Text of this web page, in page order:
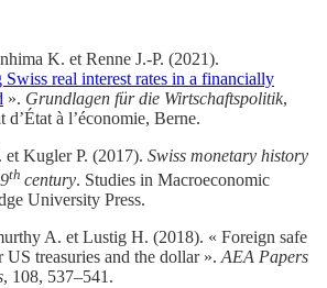
K. et Renne J.-P. (2021).
Swiss real interest rates in a financially
». Grundlagen für die Wirtschaftspolitik,
d’État à l’économie, Berne.
et Kugler P. (2017). Swiss monetary history
th century. Studies in Macroeconomic
University Press.
A. et Lustig H. (2018). « Foreign safe
US treasuries and the dollar ». AEA Papers
, 108, 537–541.